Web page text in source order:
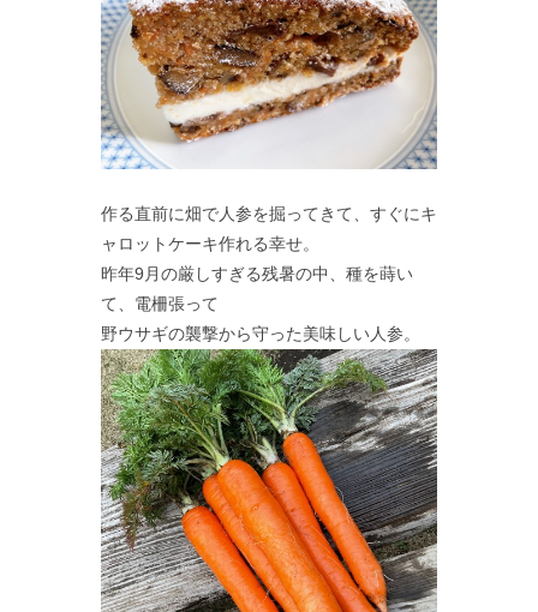
作る直前に畑で人参を掘ってきて、すぐにキ
ャロットケーキ作れる幸せ。
昨年9月の厳しすぎる残暑の中、種を蒔い
て、電柵張って
野ウサギの襲撃から守った美味しい人参。